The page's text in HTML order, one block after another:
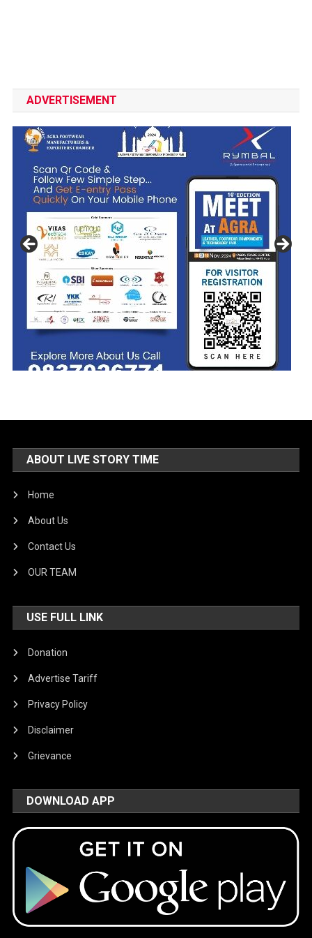
ADVERTISEMENT
ABOUT LIVE STORY TIME
Home
About Us
Contact Us
OUR TEAM
USE FULL LINK
Donation
Advertise Tariff
Privacy Policy
Disclaimer
Grievance
DOWNLOAD APP